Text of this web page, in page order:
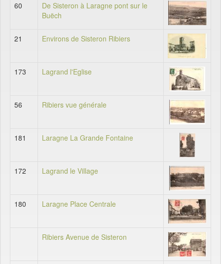
60
De Sisteron à Laragne pont sur le
Buëch
21 Environs de Sisteron Ribiers
173 Lagrand l'Eglise
56 Ribiers vue générale
181 Laragne La Grande Fontaine
172 Lagrand le Village
180 Laragne Place Centrale
Ribiers Avenue de Sisteron